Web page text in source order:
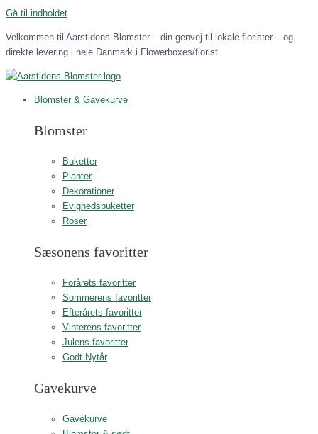
Gå til indholdet
Velkommen til Aarstidens Blomster – din genvej til lokale florister – og
direkte levering i hele Danmark i Flowerboxes/florist.
Blomster & Gavekurve
Blomster
Buketter
Planter
Dekorationer
Evighedsbuketter
Roser
Sæsonens favoritter
Forårets favoritter
Sommerens favoritter
Efterårets favoritter
Vinterens favoritter
Julens favoritter
Godt Nytår
Gavekurve
Gavekurve